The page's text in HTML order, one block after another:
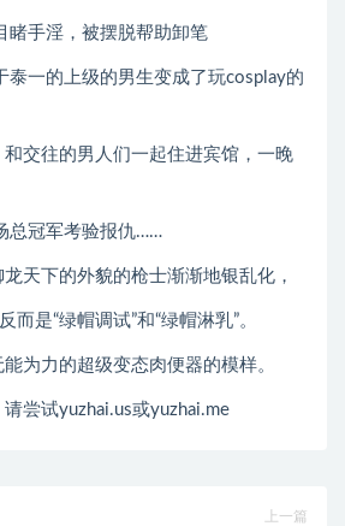
睹手淫，被摆脱帮助卸笔
泰一的上级的男生变成了玩cosplay的
交往的男人们一起住进宾馆，一晚
总冠军考验报仇……
天下的外貌的枪士渐渐地银乱化，
而是“绿帽调试”和“绿帽淋乳”。
为力的超级变态肉便器的模样。
尝试yuzhai.us或yuzhai.me
上一篇